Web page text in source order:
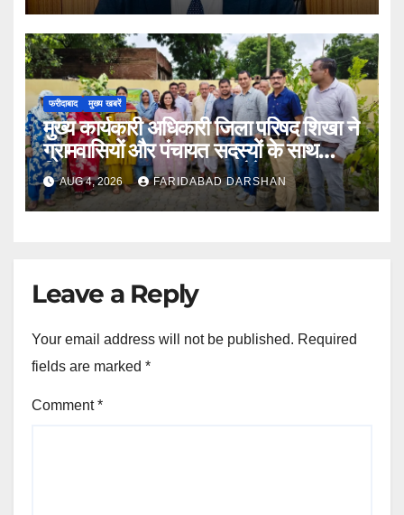
फरीदाबाद मुख्य खबरें
मुख्य कार्यकारी अधिकारी जिला परिषद शिखा ने
ग्रामवासियों और पंचायत सदस्यों के साथ
मिलकर लगाए 100 फलदार पौधे
AUG 4, 2026 FARIDABAD DARSHAN
Leave a Reply
Your email address will not be published. Required
fields are marked *
Comment*